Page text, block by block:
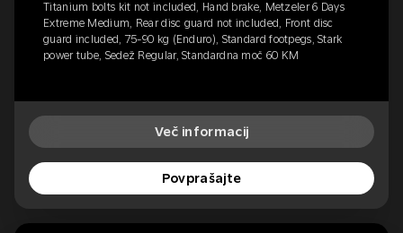
Titanium bolts kit not included, Hand brake, Metzeler 6 Days
Extreme Medium, Rear disc guard not included, Front disc
guard included, 75-90 kg (Enduro), Standard footpegs, Stark
power tube, Sedež Regular, Standardna moč 60 KM
Več informacij
Povprašajte